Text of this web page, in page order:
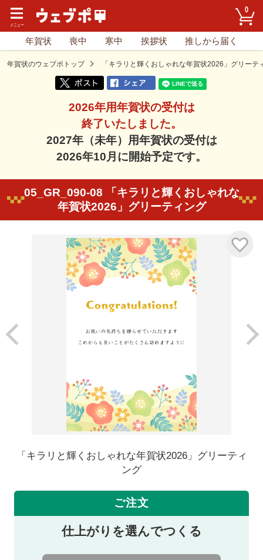
0
年賀状 喪中 寒中 挨拶状 推しから届く
年賀状のウェブポトップ 「キラリと輝くおしゃれな年賀状2026」グリーテ
2026年用年賀状の受付は
終了いたしました。
2027年（未年）用年賀状の受付は
2026年10月に開始予定です。
05_GR_090-08 「キラリと輝くおしゃれな
年賀状2026」グリーティング
「キラリと輝くおしゃれな年賀状2026」グリーティ
ング
ご注文
仕上がりを選んでつくる